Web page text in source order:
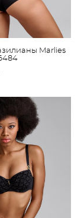
Marlies